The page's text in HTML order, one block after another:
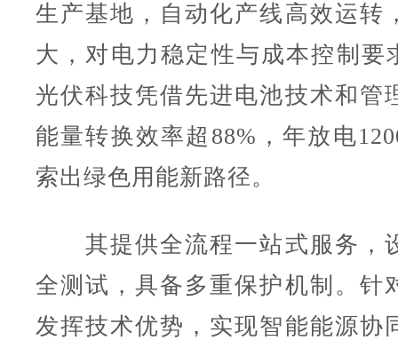
生产基地，自动化产线高效运转
大，对电力稳定性与成本控制要
光伏科技凭借先进电池技术和管
能量转换效率超88%，年放电
索出绿色用能新路径。
其提供全流程一站式服务，
全测试，具备多重保护机制。针
发挥技术优势，实现智能能源协